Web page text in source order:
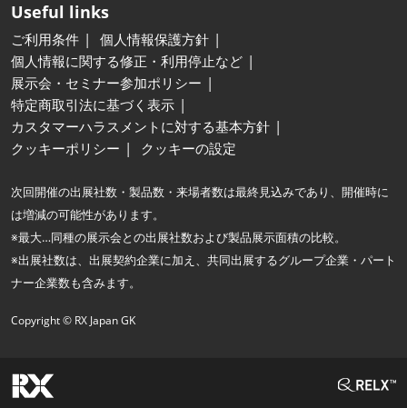
Useful links
ご利用条件
個人情報保護方針
個人情報に関する修正・利用停止など
展示会・セミナー参加ポリシー
特定商取引法に基づく表示
カスタマーハラスメントに対する基本方針
クッキーポリシー
クッキーの設定
次回開催の出展社数・製品数・来場者数は最終見込みであり、開催時に
は増減の可能性があります。
※最大…同種の展示会との出展社数および製品展示面積の比較。
※出展社数は、出展契約企業に加え、共同出展するグループ企業・パート
ナー企業数も含みます。
Copyright © RX Japan GK